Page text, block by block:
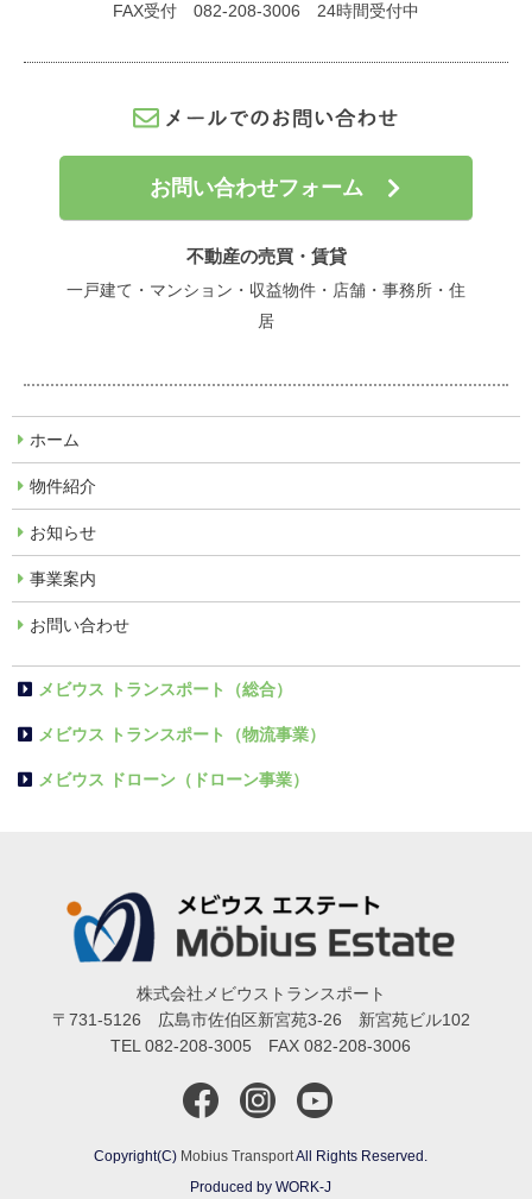
FAX受付 082-208-3006 24時間受付中
お問い合わせフォーム
不動産の売買・賃貸
一戸建て・マンション・収益物件・店舗・事務所・住
居
ホーム
物件紹介
お知らせ
事業案内
お問い合わせ
メビウス トランスポート（総合）
メビウス トランスポート（物流事業）
メビウス ドローン（ドローン事業）
株式会社メビウストランスポート
〒731-5126 広島市佐伯区新宮苑3-26 新宮苑ビル102
TEL 082-208-3005 FAX 082-208-3006
Copyright(C) Mobius TransportAll Rights Reserved.
Produced by WORK-J